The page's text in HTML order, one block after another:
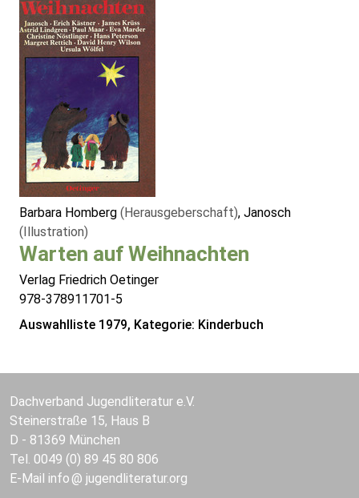
Barbara Homberg (Herausgeberschaft), Janosch
(Illustration)
Warten auf Weihnachten
Verlag Friedrich Oetinger
978-378911701-5
Auswahlliste 1979, Kategorie: Kinderbuch
Dachverband Jugendliteratur e.V.
Steinerstraße 15, Haus B
D - 81369 München
Tel. 0049 (0) 89 45 80 806
E-Mail info jugendliteratur.org